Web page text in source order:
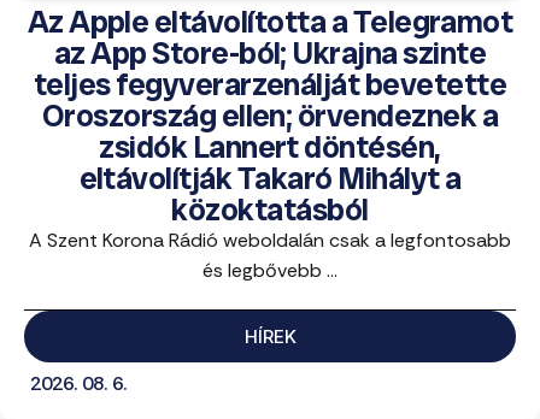
Az Apple eltávolította a Telegramot
az App Store-ból; Ukrajna szinte
teljes fegyverarzenálját bevetette
Oroszország ellen; örvendeznek a
zsidók Lannert döntésén,
eltávolítják Takaró Mihályt a
közoktatásból
A Szent Korona Rádió weboldalán csak a legfontosabb
és legbővebb ...
HÍREK
2026. 08. 6.